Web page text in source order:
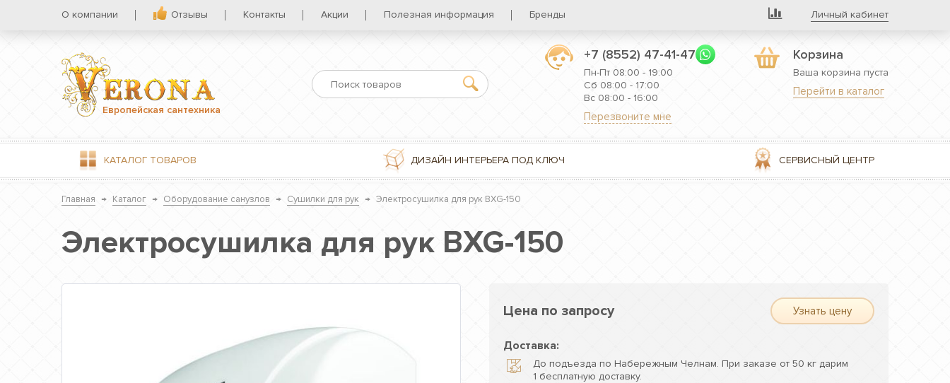
О компании Отзывы Контакты Акции Полезная информация Бренды Личный кабинет
Европейская сантехника
Корзина
Ваша корзина пуста
Перейти в каталог
+7 (8552) 47-41-47
Пн-Пт 08:00 - 19:00
Сб 08:00 - 17:00
Вс 08:00 - 16:00
Перезвоните мне
КАТАЛОГ ТОВАРОВ ДИЗАЙН ИНТЕРЬЕРА ПОД КЛЮЧ СЕРВИСНЫЙ ЦЕНТР
Главная → Каталог → Оборудование санузлов → Сушилки для рук → Электросушилка для рук BXG-150
Электросушилка для рук BXG-150
Цена по запросу Узнать цену
Доставка:
До подъезда по Набережным Челнам. При заказе от 50 кг дарим
1 бесплатную доставку.